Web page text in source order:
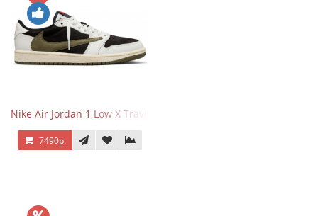
Nike Air Jordan 1 Low X Travis Scott Olive
7490р.